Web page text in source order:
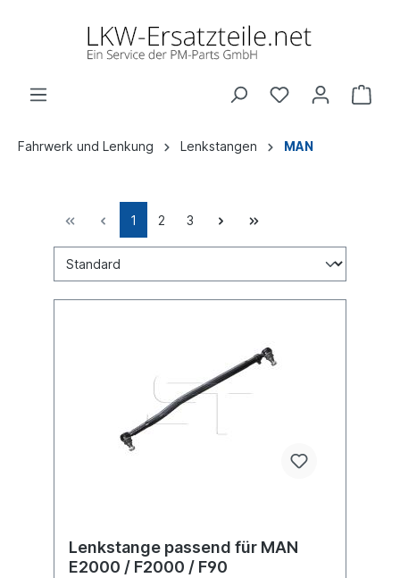
Fahrwerk und Lenkung Lenkstangen MAN
1 2 3
Lenkstange passend für MAN
E2000 / F2000 / F90